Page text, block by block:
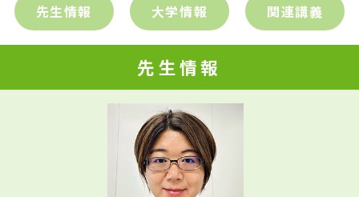
先生情報 大学情報 関連講義
先生情報
先生の学問へのきっかけは？
先輩たちはどんな仕事に携わって
いるの？
資源研究・開発/建設会社研究・開発/地質コン